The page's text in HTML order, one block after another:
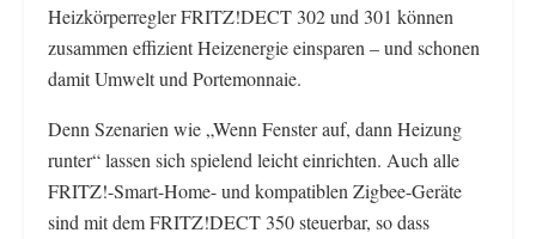
Heizkörperregler FRITZ!DECT 302 und 301 können
zusammen effizient Heizenergie einsparen – und schonen
damit Umwelt und Portemonnaie.
Denn Szenarien wie „Wenn Fenster auf, dann Heizung
runter“ lassen sich spielend leicht einrichten. Auch alle
FRITZ!-Smart-Home- und kompatiblen Zigbee-Geräte
sind mit dem FRITZ!DECT 350 steuerbar, so dass